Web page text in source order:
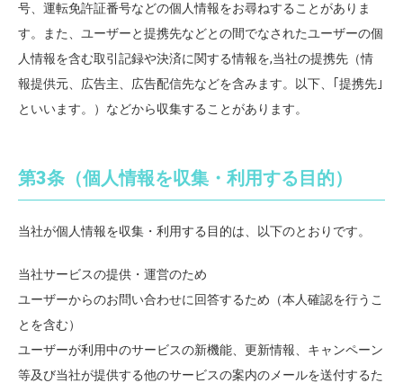
号、運転免許証番号などの個人情報をお尋ねすることがありま
す。また、ユーザーと提携先などとの間でなされたユーザーの個
人情報を含む取引記録や決済に関する情報を,当社の提携先（情
報提供元、広告主、広告配信先などを含みます。以下、｢提携先｣
といいます。）などから収集することがあります。
第3条（個人情報を収集・利用する目的）
当社が個人情報を収集・利用する目的は、以下のとおりです。
当社サービスの提供・運営のため
ユーザーからのお問い合わせに回答するため（本人確認を行うこ
とを含む）
ユーザーが利用中のサービスの新機能、更新情報、キャンペーン
等及び当社が提供する他のサービスの案内のメールを送付するた